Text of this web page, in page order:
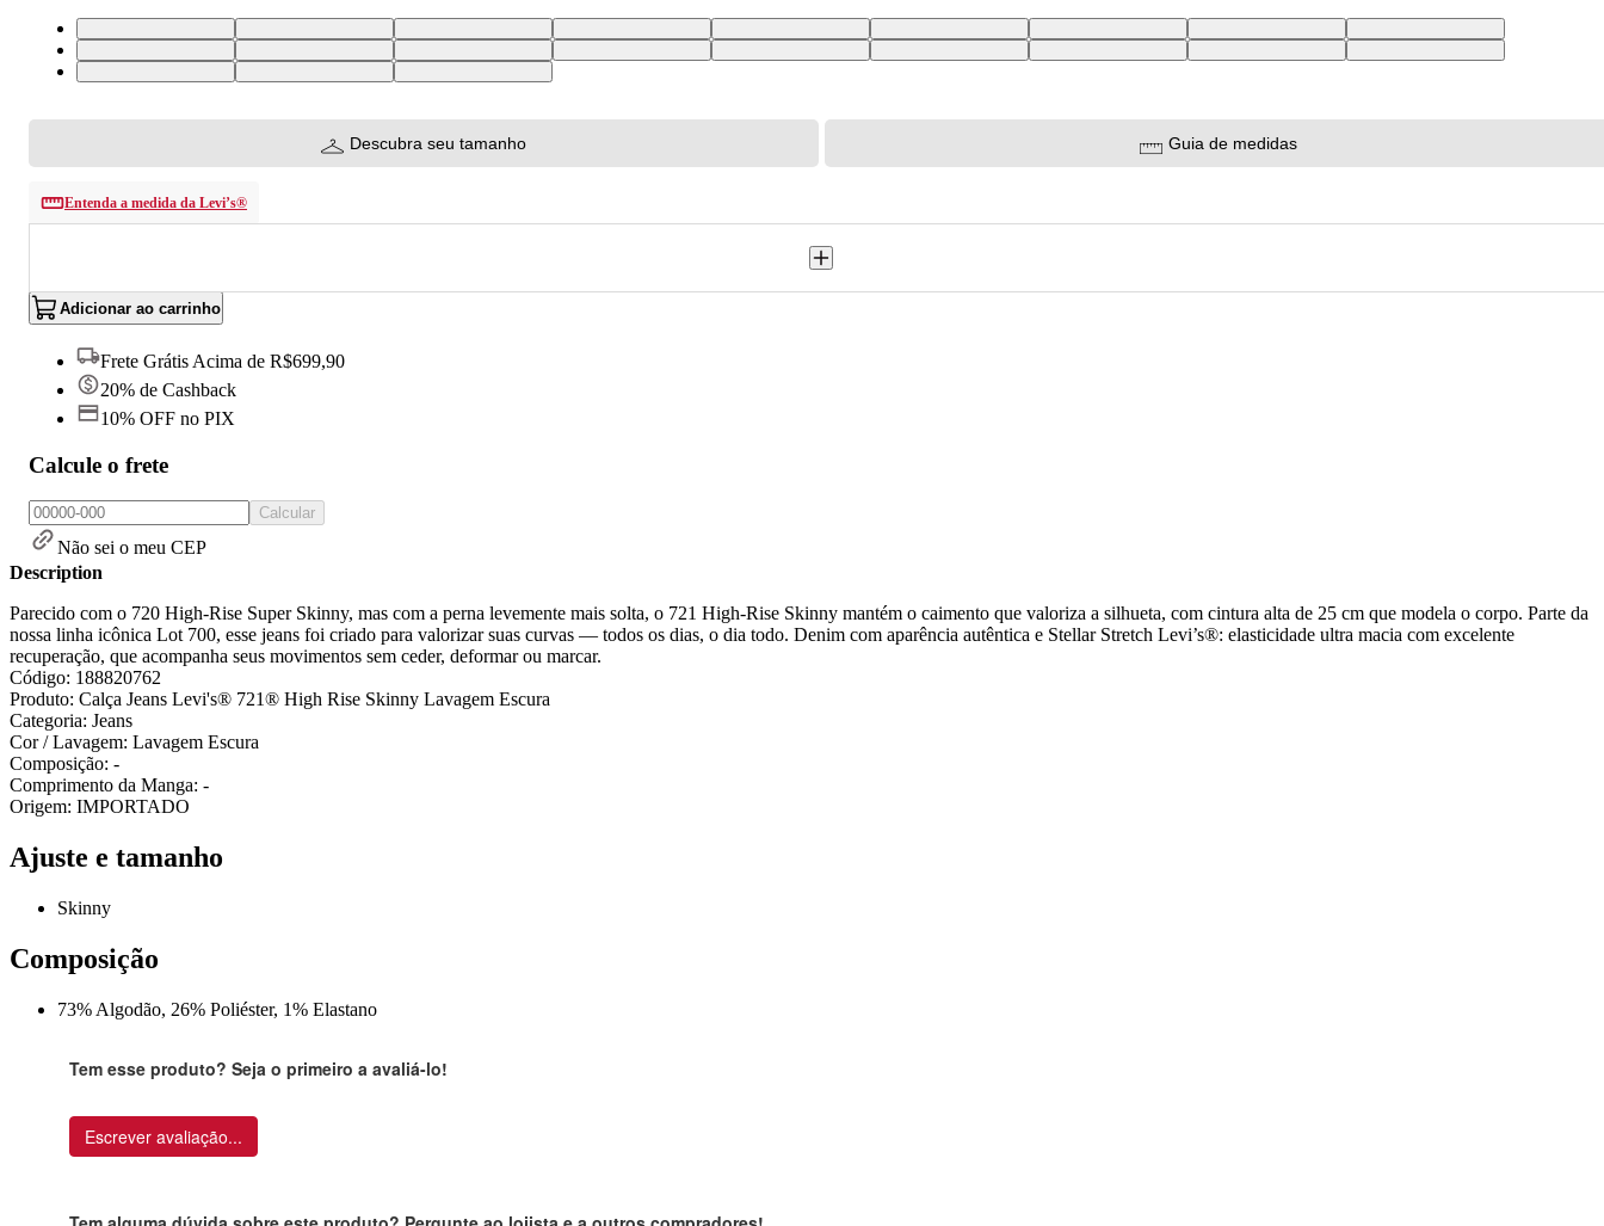
24X32 USA | 34 BR25X32 USA | 36 BR26X32 USA | 37 BR27X32 USA | 38 BR28X32 USA | 39 BR29X32 USA | 40 BR30X32 USA | 41 BR31X32 USA | 42 BR32X32 USA | 43 BR
33X32 USA | 44 BR34X32 USA | 46 BR24X30 USA | 34 BR25X30 USA | 36 BR26X30 USA | 37 BR27X30 USA | 38 BR28X30 USA | 39 BR29X30 USA | 40 BR30X30 USA | 41 BR
31X30 USA | 42 BR32X30 USA | 43 BR33X30 USA | 44 BR
Descubra seu tamanho Guia de medidas
Entenda a medida da Levi’s®
Adicionar ao carrinho
Frete Grátis Acima de R$699,90
20% de Cashback
10% OFF no PIX
Calcule o frete
Calcular
Não sei o meu CEP
Description
Parecido com o 720 High-Rise Super Skinny, mas com a perna levemente mais solta, o 721 High-Rise Skinny mantém o caimento que valoriza a silhueta, com cintura alta de 25 cm que modela o corpo. Parte da
nossa linha icônica Lot 700, esse jeans foi criado para valorizar suas curvas — todos os dias, o dia todo. Denim com aparência autêntica e Stellar Stretch Levi’s®: elasticidade ultra macia com excelente
recuperação, que acompanha seus movimentos sem ceder, deformar ou marcar.
Código: 188820762
Produto: Calça Jeans Levi's® 721® High Rise Skinny Lavagem Escura
Categoria: Jeans
Cor / Lavagem: Lavagem Escura
Composição: -
Comprimento da Manga: -
Origem: IMPORTADO
Ajuste e tamanho
Skinny
Composição
73% Algodão, 26% Poliéster, 1% Elastano
Tem esse produto? Seja o primeiro a avaliá-lo!
Escrever avaliação...